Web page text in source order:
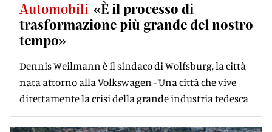
Automobili «È il processo di
trasformazione più grande del nostro
tempo»
Dennis Weilmann è il sindaco di Wolfsburg, la città
nata attorno alla Volkswagen - Una città che vive
direttamente la crisi della grande industria tedesca